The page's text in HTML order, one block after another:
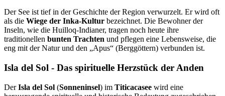
Der See ist tief in der Geschichte der Region verwurzelt. Er wird oft
als die Wiege der Inka-Kultur bezeichnet. Die Bewohner der
Inseln, wie die Huilloq-Indianer, tragen noch heute ihre
traditionellen bunten Trachten und pflegen eine Lebensweise, die
eng mit der Natur und den „Apus“ (Berggöttern) verbunden ist.
Isla del Sol - Das spirituelle Herzstück der Anden
DerIsla del Sol (Sonneninsel) im Titicacasee wird eine